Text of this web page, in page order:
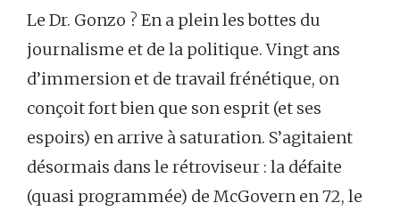
Le Dr. Gonzo ? En a plein les bottes du
journalisme et de la politique. Vingt ans
d’immersion et de travail frénétique, on
conçoit fort bien que son esprit (et ses
espoirs) en arrive à saturation. S’agitaient
désormais dans le rétroviseur : la défaite
(quasi programmée) de McGovern en 72, le